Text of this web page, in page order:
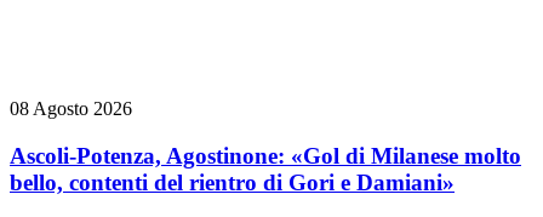
08 Agosto 2026
Ascoli-Potenza, Agostinone: «Gol di Milanese molto
bello, contenti del rientro di Gori e Damiani»